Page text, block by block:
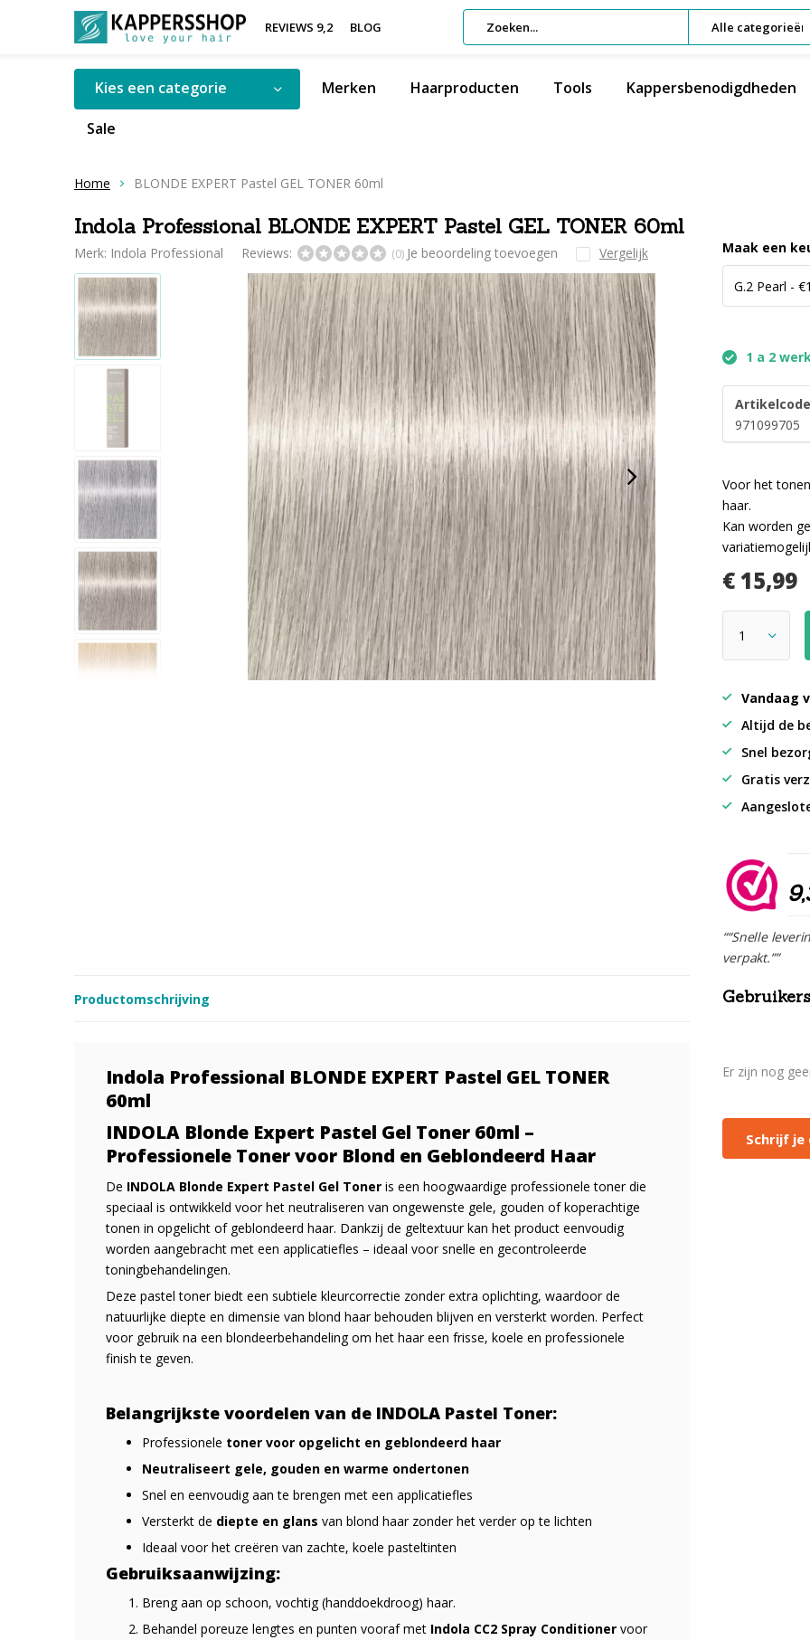
REVIEWS 9,2 BLOG Alle categorieën
Kies een categorie Merken Haarproducten Tools Kappersbenodigdheden
Sale
Home BLONDE EXPERT Pastel GEL TONER 60ml
Indola Professional BLONDE EXPERT Pastel GEL TONER 60ml
Merk: Indola Professional Reviews: (0) Je beoordeling toevoegen Vergelijk Maak een
1 a 2
971099705
Voor het
haar.
Kan worden
€ 15,99
Vandaag
Altijd de
Snel
Gratis
““Snelle
verpakt.””
Productomschrijving
Indola Professional BLONDE EXPERT Pastel GEL TONER
60ml
INDOLA Blonde Expert Pastel Gel Toner 60ml –
Professionele Toner voor Blond en Geblondeerd Haar
De INDOLA Blonde Expert Pastel Gel Toner is een hoogwaardige professionele toner die
speciaal is ontwikkeld voor het neutraliseren van ongewenste gele, gouden of koperachtige
tonen in opgelicht of geblondeerd haar. Dankzij de geltextuur kan het product eenvoudig
worden aangebracht met een applicatiefles – ideaal voor snelle en gecontroleerde
toningbehandelingen.
Deze pastel toner biedt een subtiele kleurcorrectie zonder extra oplichting, waardoor de
natuurlijke diepte en dimensie van blond haar behouden blijven en versterkt worden. Perfect
voor gebruik na een blondeerbehandeling om het haar een frisse, koele en professionele
finish te geven.
Belangrijkste voordelen van de INDOLA Pastel Toner:
Professionele toner voor opgelicht en geblondeerd haar
Neutraliseert gele, gouden en warme ondertonen
Snel en eenvoudig aan te brengen met een applicatiefles
Versterkt de diepte en glans van blond haar zonder het verder op te lichten
Ideaal voor het creëren van zachte, koele pasteltinten
Gebruiksaanwijzing:
Breng aan op schoon, vochtig (handdoekdroog) haar.
Behandel poreuze lengtes en punten vooraf met Indola CC2 Spray Conditioner voor
Er zijn nog
Schrijf